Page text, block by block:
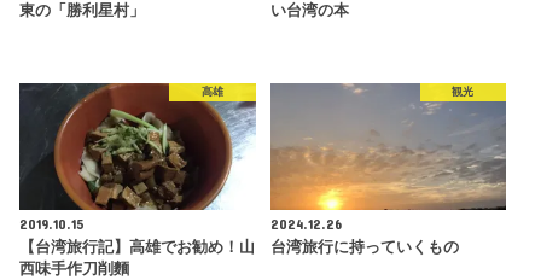
東の「勝利星村」
い台湾の本
高雄
2019.10.15
【台湾旅行記】高雄でお勧め！山
西味手作刀削麵
観光
2024.12.26
台湾旅行に持っていくもの